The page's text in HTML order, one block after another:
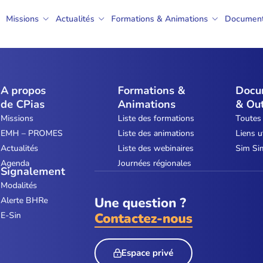
Missions Actualités Formations & Animations
A propos
de CPias
Missions
EMH – PROMES
Actualités
Agenda
Formations &
Animations
Liste des formations
Liste des animations
Liste des webinaires
Journées régionales
&
Liens
Sim
Signalement
Modalités
Alerte BHRe
E-Sin
Une question ?
Contactez-nous
Espace privé